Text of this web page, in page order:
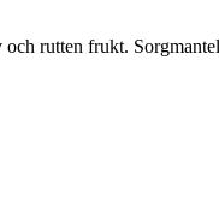
rutten frukt.